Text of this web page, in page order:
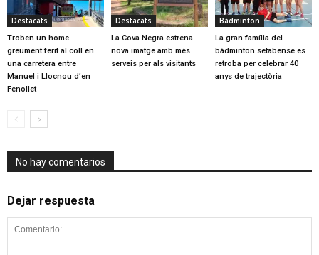
Destacats
Troben un home
greument ferit al coll en
una carretera entre
Manuel i Llocnou d’en
Fenollet
Destacats
La Cova Negra estrena
nova imatge amb més
serveis per als visitants
Bádminton
La gran família del
bàdminton setabense es
retroba per celebrar 40
anys de trajectòria
No hay comentarios
Dejar respuesta